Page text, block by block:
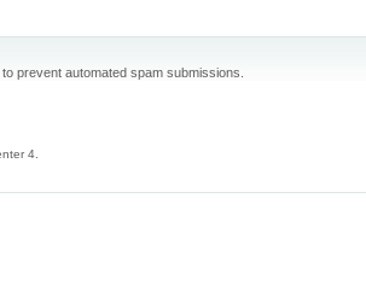
prevent automated spam submissions.
4.